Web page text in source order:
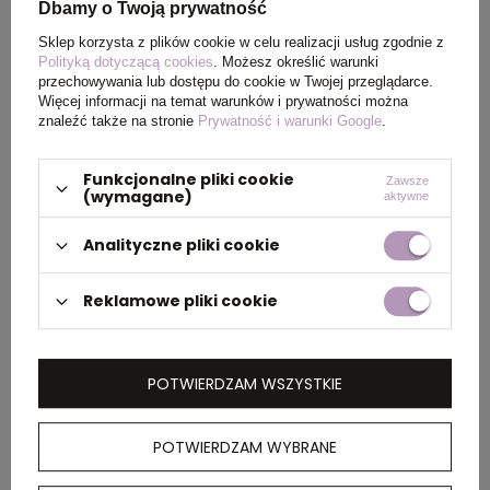
Kolor Szary sztormowy
PAKOWANIE
Wymiary
kartonu
58 x 38 x 35 cm
kartonu
zewnętrznego
OPIS
Męska koszulka z krótkim rękawem Heros jest
Dbamy o Twoją prywatność
Sklep korzysta z plików cookie w celu realizacji usług zgodnie z
Polityką dotyczącą cookies. Możesz określić warunki
przechowywania lub dostępu do cookie w Twojej przeglądarce.
Więcej informacji na temat warunków i prywatności można
znaleźć także na stronie Prywatność i warunki Google.
Funkcjonalne pliki cookie
(wymagane)
Zawsze
aktywne
Analityczne pliki cookie
Reklamowe pliki cookie
POTWIERDZAM WYBRANE
POTWIERDZAM WSZYSTKIE